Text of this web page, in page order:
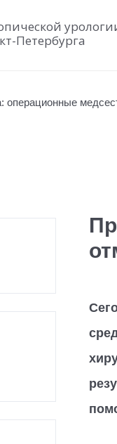
Петербурга
операционные